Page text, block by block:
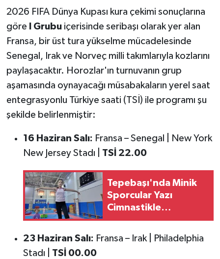
2026 FIFA Dünya Kupası kura çekimi sonuçlarına
göre
I Grubuiçerisinde seribaşı olarak yer alan
Fransa, bir üst tura yükselme mücadelesinde
Senegal, Irak ve Norveç milli takımlarıyla kozlarını
paylaşacaktır. Horozlar'ın turnuvanın grup
aşamasında oynayacağı müsabakaların yerel saat
entegrasyonlu Türkiye saati (TSİ) ile programı şu
şekilde belirlenmiştir:
16 Haziran Salı: Fransa – Senegal | New York
New Jersey Stadı | TSİ 22.00
Tepebaşı'nda Minik
Sporcular Yazı
Cimnastikle
Değerlendiriyor
23 Haziran Salı: Fransa – Irak | Philadelphia
Stadı | TSİ 00.00